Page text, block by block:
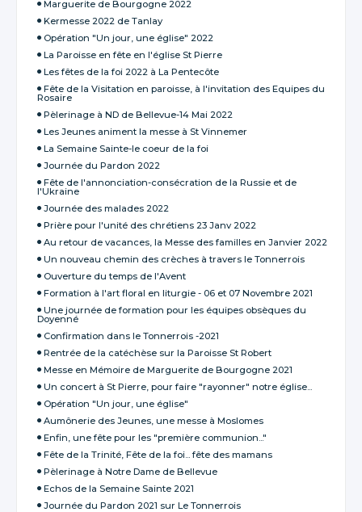
Marguerite de Bourgogne 2022
Kermesse 2022 de Tanlay
Opération "Un jour, une église" 2022
La Paroisse en fête en l'église St Pierre
Les fêtes de la foi 2022 à La Pentecôte
Fête de la Visitation en paroisse, à l'invitation des Equipes du
Rosaire
Pèlerinage à ND de Bellevue-14 Mai 2022
Les Jeunes animent la messe à St Vinnemer
La Semaine Sainte-le coeur de la foi
Journée du Pardon 2022
Fête de l'annonciation-consécration de la Russie et de
l'Ukraine
Journée des malades 2022
Prière pour l'unité des chrétiens 23 Janv 2022
Au retour de vacances, la Messe des familles en Janvier 2022
Un nouveau chemin des crèches à travers le Tonnerrois
Ouverture du temps de l'Avent
Formation à l'art floral en liturgie - 06 et 07 Novembre 2021
Une journée de formation pour les équipes obsèques du
Doyenné
Confirmation dans le Tonnerrois -2021
Rentrée de la catéchèse sur la Paroisse St Robert
Messe en Mémoire de Marguerite de Bourgogne 2021
Un concert à St Pierre, pour faire "rayonner" notre église...
Opération "Un jour, une église"
Aumônerie des Jeunes, une messe à Moslomes
Enfin, une fête pour les "première communion..."
Fête de la Trinité, Fête de la foi... fête des mamans
Pèlerinage à Notre Dame de Bellevue
Echos de la Semaine Sainte 2021
Journée du Pardon 2021 sur Le Tonnerrois